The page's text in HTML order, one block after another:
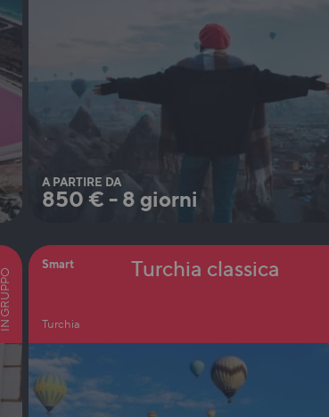
A PARTIRE DA
850 € - 8 giorni
IN GRUPPO
Smart
Turchia
Turchia classica